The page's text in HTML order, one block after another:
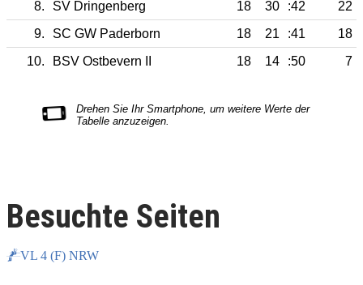
8.
SV Dringenberg 18 30 :42
22
9.
SC GW Paderborn 18 21 :41
18
10.
BSV Ostbevern II 18 14 :50 7
Besuchte Seiten
VL 4 (F) NRW